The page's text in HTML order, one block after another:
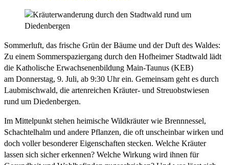
Sommerluft, das frische Grün der Bäume und der Duft des Waldes:
Zu einem Sommerspaziergang durch den Hofheimer Stadtwald lädt
die Katholische Erwachsenenbildung Main-Taunus (KEB)
am Donnerstag, 9. Juli, ab 9:30 Uhr ein. Gemeinsam geht es durch
Laubmischwald, die artenreichen Kräuter- und Streuobstwiesen
rund um Diedenbergen.
Im Mittelpunkt stehen heimische Wildkräuter wie Brennnessel,
Schachtelhalm und andere Pflanzen, die oft unscheinbar wirken und
doch voller besonderer Eigenschaften stecken. Welche Kräuter
lassen sich sicher erkennen? Welche Wirkung wird ihnen für